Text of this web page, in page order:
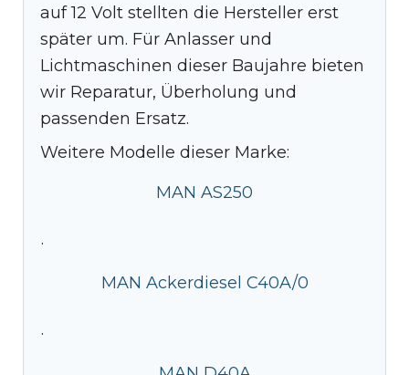
auf 12 Volt stellten die Hersteller erst
später um. Für Anlasser und
Lichtmaschinen dieser Baujahre bieten
wir Reparatur, Überholung und
passenden Ersatz.
Weitere Modelle dieser Marke:
MAN AS250
·
MAN Ackerdiesel C40A/0
·